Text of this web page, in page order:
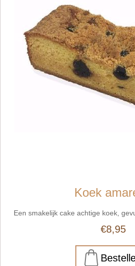
Koek
Een smakelijk cake achtige koek,
€8,95